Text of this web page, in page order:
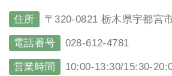
住所 〒320-0821 栃木県宇都宮
電話番号 028-612-4781
営業時間 10:00-13:30/15:30-